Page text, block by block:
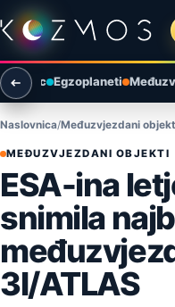
Preskoči na sadržaj
Otvori izbornik
Otvori pretragu
Mjesec Egzoplaneti
Naslovnica Međuzvjezdani
MEĐUZVJEZDANI OBJEKTI
ESA-ina
snimila
3I/ATLAS